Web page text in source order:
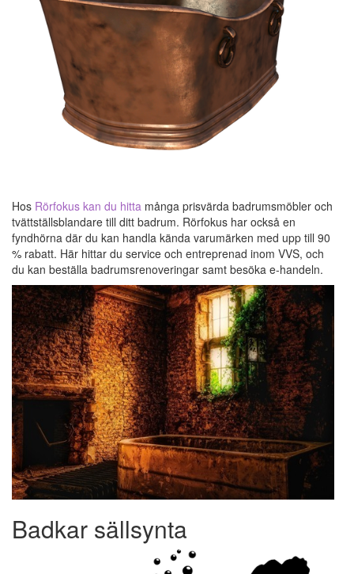
Hos Rörfokus kan du hitta många prisvärda badrumsmöbler och
tvättställsblandare till ditt badrum. Rörfokus har också en
fyndhörna där du kan handla kända varumärken med upp till 90
% rabatt. Här hittar du service och entreprenad inom VVS, och
du kan beställa badrumsrenoveringar samt besöka e-handeln.
Badkar sällsynta